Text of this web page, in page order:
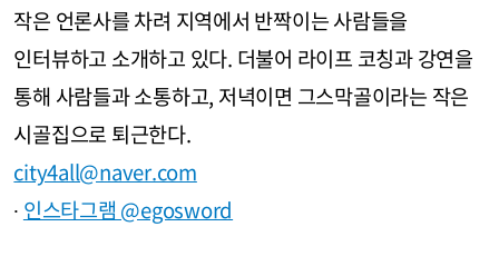
작은 언론사를 차려 지역에서 반짝이는 사람들을
인터뷰하고 소개하고 있다. 더불어 라이프 코칭과 강연을
통해 사람들과 소통하고, 저녁이면 그스막골이라는 작은
시골집으로 퇴근한다.
city4all@naver.com
∙ 인스타그램 @egosword